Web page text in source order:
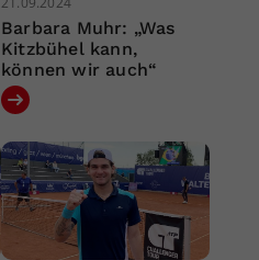
Barbara Muhr: „Was
Kitzbühel kann,
können wir auch“